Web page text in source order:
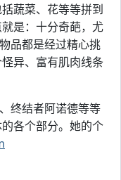
蔬菜、花等等拼到
是：十分奇葩，尤
品都是经过精心挑
异、富有肌肉线条
终结者阿诺德等等
各个部分。她的个